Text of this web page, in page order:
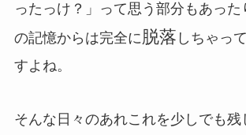
ったっけ？」って思う部分もあった
の記憶からは完全に 脱落 しちゃっ
すよね。
そんな日々のあれこれを少しでも残